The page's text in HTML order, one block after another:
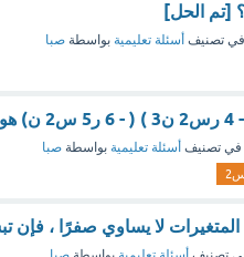
[تم الحل]
في تصنيف أسئلة تعليمية بواسطة صبا
في تصنيف أسئلة تعليمية بواسطة صبا
لا يساوي صفرًا ، فإن